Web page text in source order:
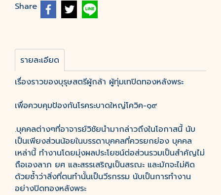
Share
รายละเอียด
เรื่องราวของบุรุษสตรีผู้กล้า ผู้ทุ่มเทปิดทองหลังพระ
เพื่อควบคุมป้องกันโรคระบาดใหญ่โควิค-๑๙
.บุคคลต่างๆที่อาจารย์วิชัยนำมากล่าวถึงในโอกาสนี้ นับ
เป็นเพียงส่วนน้อยในบรรดาบุคคลที่ควรยกย่อง บุคคล
เหล่านี้ ทำงานโดยมุ่งผลประโยชน์ต่อส่วนรวมเป็นสำคัญไม่
ถือเองลาภ ยศ และสรรเสริญเป็นสรณะ และมักจะไม่คิด
ด้วยซ้ำว่าสิ่งที่ตนทำนั้นเป็นวีรกรรม นับเป็นการทำงาน
อย่างปิดทองหลังพระ